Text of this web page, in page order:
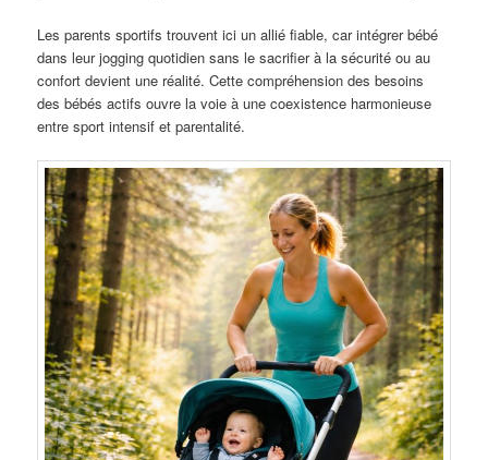
Les parents sportifs trouvent ici un allié fiable, car intégrer bébé
dans leur jogging quotidien sans le sacrifier à la sécurité ou au
confort devient une réalité. Cette compréhension des besoins
des bébés actifs ouvre la voie à une coexistence harmonieuse
entre sport intensif et parentalité.